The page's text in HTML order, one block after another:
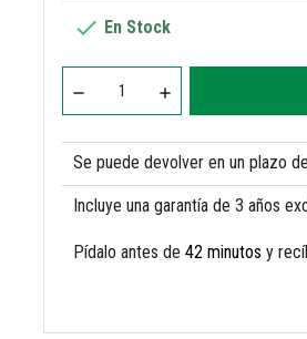
 En Stock
Se puede devolver en un plazo
Incluye una garantía de 3 años
Pídalo antes de 42 minutos y